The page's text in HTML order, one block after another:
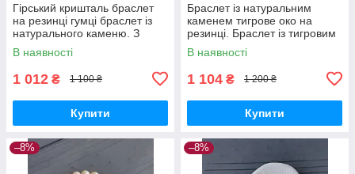
Гірський кришталь браслет
на резинці гумці браслет із
натурального каменю. З
символом "Лапка" Німеччина!
В наявності
1 012 ₴ 1 100 ₴
Купити
Браслет із натуральним
каменем тигрове око на
резинці. Браслет із тигровим
оком. Німеччина!
В наявності
1 104 ₴ 1 200 ₴
Купити
–8% –8%